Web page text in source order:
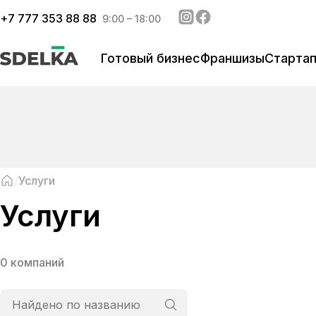
+7 777 353 88 88 9:00 – 18:00
Готовый бизнесФраншизы
Услуги
Услуги
0 компаний